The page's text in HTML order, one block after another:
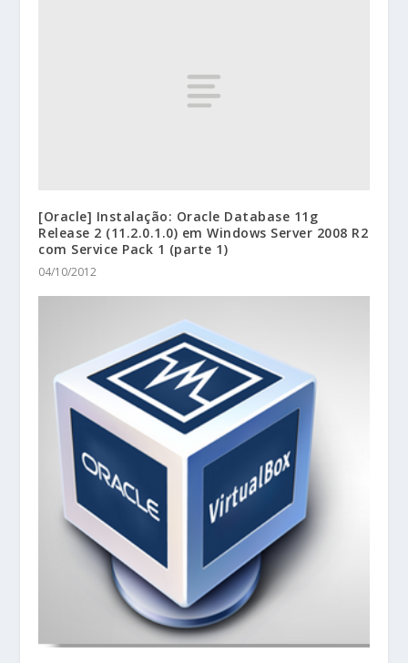
[Oracle] Instalação: Oracle Database 11g
Release 2 (11.2.0.1.0) em Windows Server 2008 R2
com Service Pack 1 (parte 1)
04/10/2012